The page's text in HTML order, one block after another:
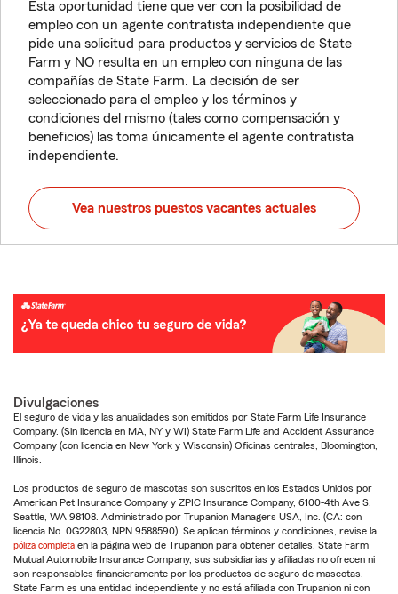
Esta oportunidad tiene que ver con la posibilidad de
empleo con un agente contratista independiente que
pide una solicitud para productos y servicios de State
Farm y NO resulta en un empleo con ninguna de las
compañías de State Farm. La decisión de ser
seleccionado para el empleo y los términos y
condiciones del mismo (tales como compensación y
beneficios) las toma únicamente el agente contratista
independiente.
Vea nuestros puestos vacantes actuales
Divulgaciones
El seguro de vida y las anualidades son emitidos por State Farm Life Insurance
Company. (Sin licencia en MA, NY y WI) State Farm Life and Accident Assurance
Company (con licencia en New York y Wisconsin) Oficinas centrales, Bloomington,
Illinois.
Los productos de seguro de mascotas son suscritos en los Estados Unidos por
American Pet Insurance Company y ZPIC Insurance Company, 6100-4th Ave S,
Seattle, WA 98108. Administrado por Trupanion Managers USA, Inc. (CA: con
licencia No. 0G22803, NPN 9588590). Se aplican términos y condiciones, revise la
póliza completa en la página web de Trupanion para obtener detalles. State Farm
Mutual Automobile Insurance Company, sus subsidiarias y afiliadas no ofrecen ni
son responsables financieramente por los productos de seguro de mascotas.
State Farm es una entidad independiente y no está afiliada con Trupanion ni con